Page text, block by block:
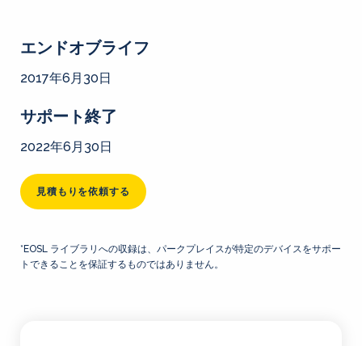
エンドオブライフ
2017年6月30日
サポート終了
2022年6月30日
見積もりを依頼する
*EOSL ライブラリへの収録は、パークプレイスが特定のデバイスをサポー
トできることを保証するものではありません。